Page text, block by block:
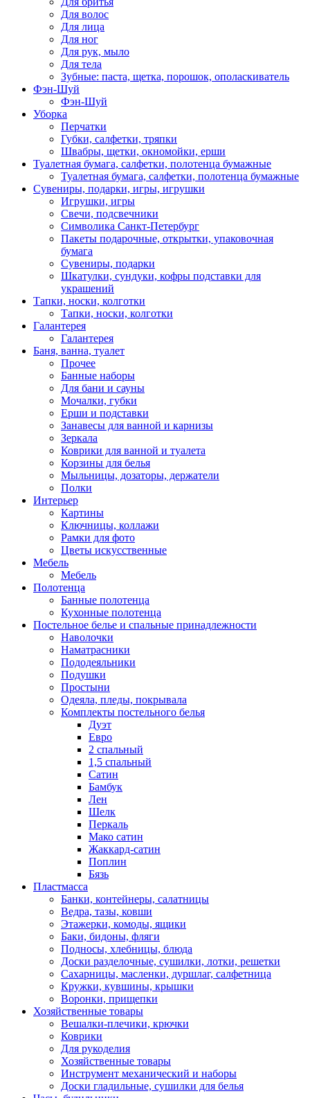
Для волос
Для лица
Для ног
Для рук, мыло
Для тела
Зубные: паста, щетка, порошок, ополаскиватель
Фэн-Шуй
Фэн-Шуй
Уборка
Перчатки
Губки, салфетки, тряпки
Швабры, щетки, окномойки, ерши
Туалетная бумага, салфетки, полотенца бумажные
Туалетная бумага, салфетки, полотенца бумажные
Сувениры, подарки, игры, игрушки
Игрушки, игры
Свечи, подсвечники
Символика Санкт-Петербург
Пакеты подарочные, открытки, упаковочная
бумага
Сувениры, подарки
Шкатулки, сундуки, кофры подставки для
украшений
Тапки, носки, колготки
Тапки, носки, колготки
Галантерея
Галантерея
Баня, ванна, туалет
Прочее
Банные наборы
Для бани и сауны
Мочалки, губки
Ерши и подставки
Занавесы для ванной и карнизы
Зеркала
Коврики для ванной и туалета
Корзины для белья
Мыльницы, дозаторы, держатели
Полки
Интерьер
Картины
Ключницы, коллажи
Рамки для фото
Цветы искусственные
Мебель
Мебель
Полотенца
Банные полотенца
Кухонные полотенца
Постельное белье и спальные принадлежности
Наволочки
Наматрасники
Пододеяльники
Подушки
Простыни
Одеяла, пледы, покрывала
Комплекты постельного белья
Дуэт
Евро
2 спальный
1,5 спальный
Сатин
Бамбук
Лен
Шелк
Перкаль
Мако сатин
Жаккард-сатин
Поплин
Бязь
Пластмасса
Банки, контейнеры, салатницы
Ведра, тазы, ковши
Этажерки, комоды, ящики
Баки, бидоны, фляги
Подносы, хлебницы, блюда
Доски разделочные, сушилки, лотки, решетки
Сахарницы, масленки, дуршлаг, салфетница
Кружки, кувшины, крышки
Воронки, прищепки
Хозяйственные товары
Вешалки-плечики, крючки
Коврики
Для рукоделия
Хозяйственные товары
Инструмент механический и наборы
Доски гладильные, сушилки для белья